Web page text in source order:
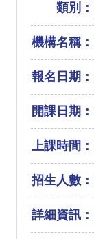
類別：
機構名稱：
報名日期：
開課日期：
上課時間：
招生人數：
詳細資訊：